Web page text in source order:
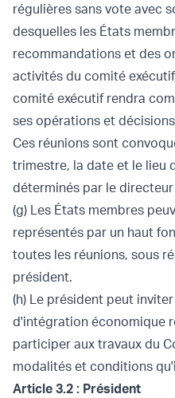
régulières sans vote avec
desquelles les États
recommandations et des
activités du comité
comité exécutif rendra
ses opérations et
Ces réunions sont
trimestre, la date et le lieu
déterminés par le
(g) Les États membres
représentés par un haut
toutes les réunions, sous
président.
(h) Le président peut
d'intégration économique
participer aux travaux du
modalités et conditions
Article 3.2 : Président